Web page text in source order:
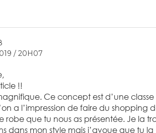
/ 20H07
!!
Ce concept est d’une
a l’impression de faire du shopping
robe que tu nous as présentée. Je la
dans mon style mais j’avoue que tu la